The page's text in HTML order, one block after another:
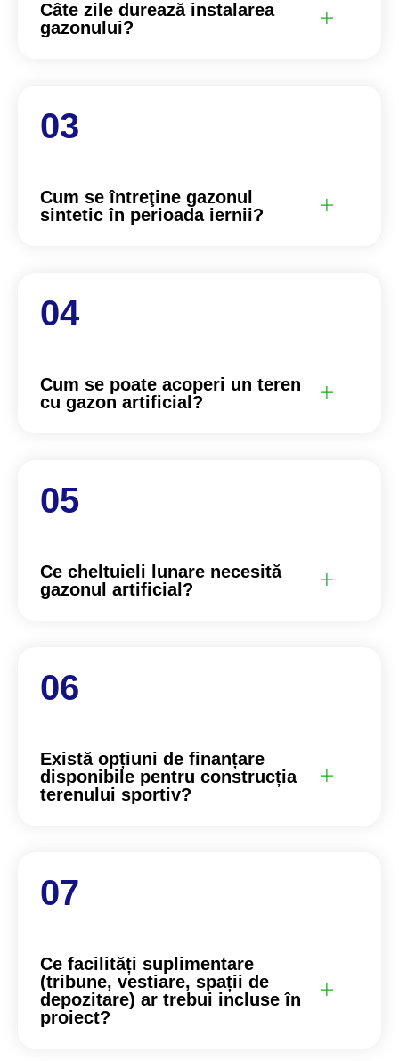
Câte zile durează instalarea
gazonului?
Cum se întreţine gazonul
sintetic în perioada iernii?
Cum se poate acoperi un teren
cu gazon artificial?
Ce cheltuieli lunare necesită
gazonul artificial?
Există opțiuni de finanțare
disponibile pentru construcția
terenului sportiv?
Ce facilități suplimentare
(tribune, vestiare, spații de
depozitare) ar trebui incluse în
proiect?